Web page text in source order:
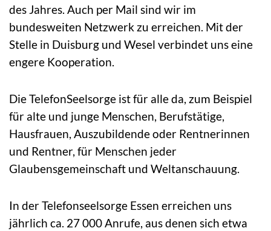
des Jahres. Auch per Mail sind wir im
bundesweiten Netzwerk zu erreichen. Mit der
Stelle in Duisburg und Wesel verbindet uns eine
engere Kooperation.
Die TelefonSeelsorge ist für alle da, zum Beispiel
für alte und junge Menschen, Berufstätige,
Hausfrauen, Auszubildende oder Rentnerinnen
und Rentner, für Menschen jeder
Glaubensgemeinschaft und Weltanschauung.
In der Telefonseelsorge Essen erreichen uns
jährlich ca. 27 000 Anrufe, aus denen sich etwa